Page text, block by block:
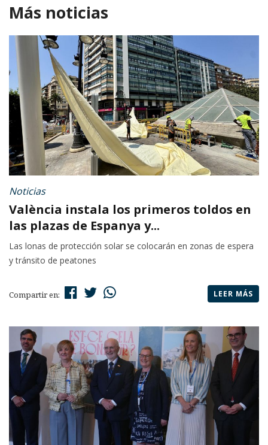
Más noticias
Noticias
València instala los primeros toldos en
las plazas de Espanya y...
Las lonas de protección solar se colocarán en zonas de espera
y tránsito de peatones
Compartir en: LEER MÁS